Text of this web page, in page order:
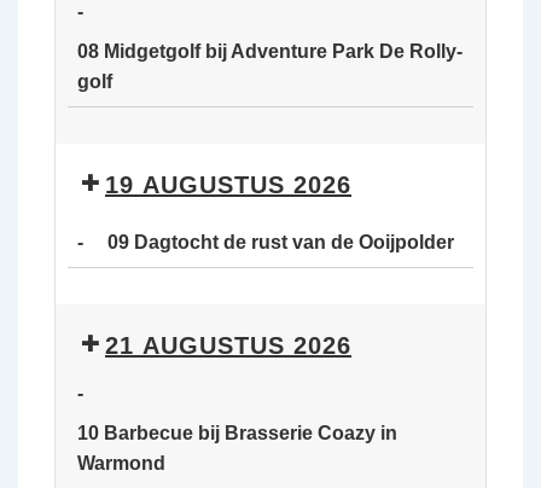
-
08 Midgetgolf bij Adventure Park De Rolly-
golf
bij
Park
golf
19 AUGUSTUS 2026
- 09 Dagtocht de rust van de Ooijpolder
de
de
Ooijpolder
21 AUGUSTUS 2026
-
10 Barbecue bij Brasserie Coazy in
Warmond